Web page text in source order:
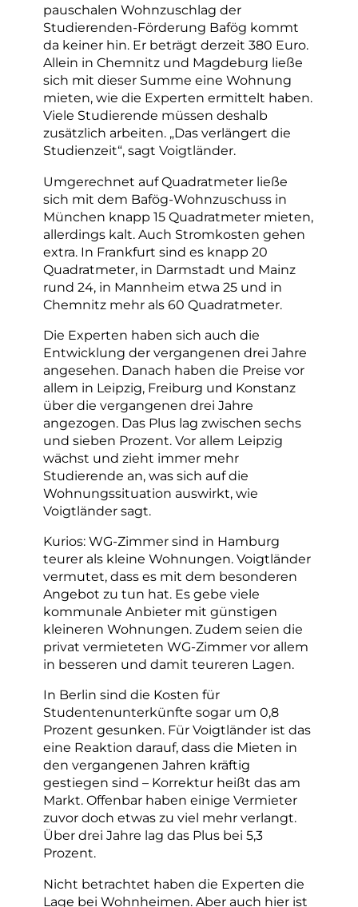
pauschalen Wohnzuschlag der
Studierenden-Förderung Bafög kommt
da keiner hin. Er beträgt derzeit 380 Euro.
Allein in Chemnitz und Magdeburg ließe
sich mit dieser Summe eine Wohnung
mieten, wie die Experten ermittelt haben.
Viele Studierende müssen deshalb
zusätzlich arbeiten. „Das verlängert die
Studienzeit“, sagt Voigtländer.
Umgerechnet auf Quadratmeter ließe
sich mit dem Bafög-Wohnzuschuss in
München knapp 15 Quadratmeter mieten,
allerdings kalt. Auch Stromkosten gehen
extra. In Frankfurt sind es knapp 20
Quadratmeter, in Darmstadt und Mainz
rund 24, in Mannheim etwa 25 und in
Chemnitz mehr als 60 Quadratmeter.
Die Experten haben sich auch die
Entwicklung der vergangenen drei Jahre
angesehen. Danach haben die Preise vor
allem in Leipzig, Freiburg und Konstanz
über die vergangenen drei Jahre
angezogen. Das Plus lag zwischen sechs
und sieben Prozent. Vor allem Leipzig
wächst und zieht immer mehr
Studierende an, was sich auf die
Wohnungssituation auswirkt, wie
Voigtländer sagt.
Kurios: WG-Zimmer sind in Hamburg
teurer als kleine Wohnungen. Voigtländer
vermutet, dass es mit dem besonderen
Angebot zu tun hat. Es gebe viele
kommunale Anbieter mit günstigen
kleineren Wohnungen. Zudem seien die
privat vermieteten WG-Zimmer vor allem
in besseren und damit teureren Lagen.
In Berlin sind die Kosten für
Studentenunterkünfte sogar um 0,8
Prozent gesunken. Für Voigtländer ist das
eine Reaktion darauf, dass die Mieten in
den vergangenen Jahren kräftig
gestiegen sind – Korrektur heißt das am
Markt. Offenbar haben einige Vermieter
zuvor doch etwas zu viel mehr verlangt.
Über drei Jahre lag das Plus bei 5,3
Prozent.
Nicht betrachtet haben die Experten die
Lage bei Wohnheimen. Aber auch hier ist